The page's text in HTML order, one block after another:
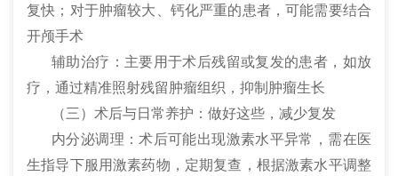
复快；对于肿瘤较大、钙化严重的患者，可能需要结合
开颅手术
辅助治疗：主要用于术后残留或复发的患者，如放
疗，通过精准照射残留肿瘤组织，抑制肿瘤生长
（三）术后与日常养护：做好这些，减少复发
内分泌调理：术后可能出现激素水平异常，需在医
生指导下服用激素药物，定期复查，根据激素水平调整